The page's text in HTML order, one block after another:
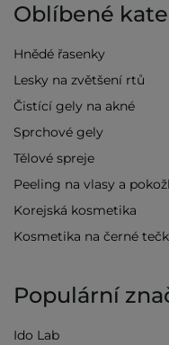
Oblíbené
Hnědé řasenky
Lesky na zvětšení rtů
Čistící gely na akné
Sprchové gely
Tělové spreje
Korejská kosmetika
Kosmetika na černé
Populární
Ido Lab